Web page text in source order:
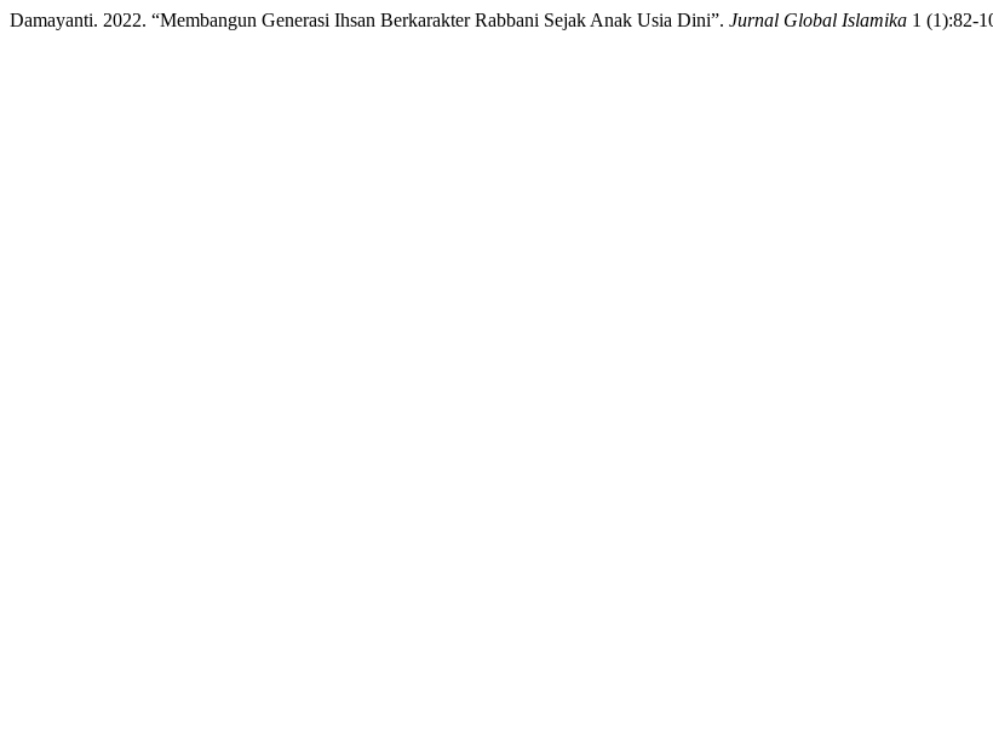
Damayanti. 2022. “Membangun Generasi Ihsan Berkarakter Rabbani Sejak Anak Usia Dini”. Jurnal Global Islamika 1 (1):82-